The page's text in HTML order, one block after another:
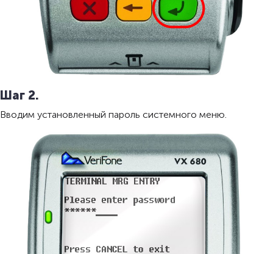
Шаг 2.
Вводим установленный пароль системного меню.